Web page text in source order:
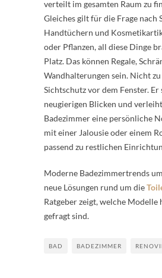
verteilt im gesamten Raum zu
Gleiches gilt für die Frage nach
Handtüchern und
oder Pflanzen, all diese Dinge
Platz. Das können Regale,
Wandhalterungen sein. Nicht zu
Sichtschutz vor dem Fenster.
neugierigen Blicken und
Badezimmer eine persönliche
mit einer Jalousie oder einem
passend zu restlichen
Moderne Badezimmertrends
neue Lösungen rund um die
Ratgeber zeigt, welche Modelle
gefragt sind.
BAD BADEZIMMER